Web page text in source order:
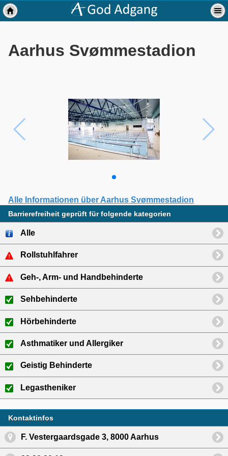
Aarhus Svømmestadion
Alle Informationen über Aarhus Svømmestadion
Barrierefreiheit geprüft für folgende kategorien
Alle
Rollstuhlfahrer
Geh-, Arm- und Handbehinderte
Sehbehinderte
Hörbehinderte
Asthmatiker und Allergiker
Geistig Behinderte
Legastheniker
Kontaktinfos
F. Vestergaardsgade 3, 8000 Aarhus